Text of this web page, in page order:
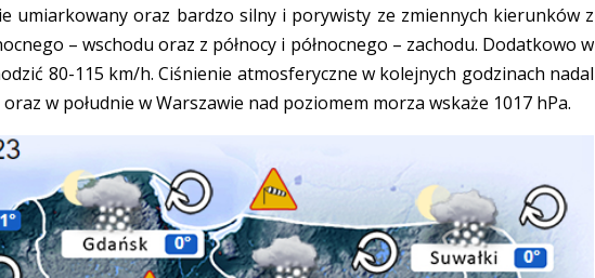
umiarkowany oraz bardzo silny i porywisty ze zmiennych kierunków z
– wschodu oraz z północy i północnego – zachodu. Dodatkowo w
80-115 km/h. Ciśnienie atmosferyczne w kolejnych godzinach nadal
w południe w Warszawie nad poziomem morza wskaże 1017 hPa.